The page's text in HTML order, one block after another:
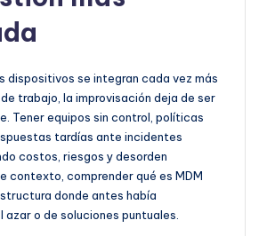
dispositivos se integran cada vez más
trabajo, la improvisación deja de ser
Tener equipos sin control, políticas
tardías ante incidentes
costos, riesgos y desorden
contexto, comprender qué es MDM
donde antes había
azar o de soluciones puntuales.